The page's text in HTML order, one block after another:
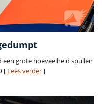
grote hoeveelheid spullen
[ Lees verder]